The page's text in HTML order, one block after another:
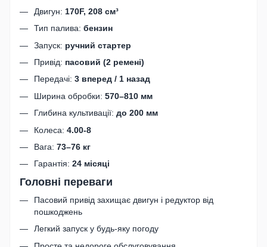
Двигун: 170F, 208 см³
Тип палива: бензин
Запуск: ручний стартер
Привід: пасовий (2 ремені)
Передачі: 3 вперед / 1 назад
Ширина обробки: 570–810 мм
Глибина культивації: до 200 мм
Колеса: 4.00-8
Вага: 73–76 кг
Гарантія: 24 місяці
Головні переваги
Пасовий привід захищає двигун і редуктор від
пошкоджень
Легкий запуск у будь-яку погоду